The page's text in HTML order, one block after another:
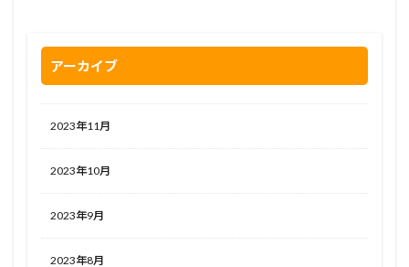
アーカイブ
2023年11月
2023年10月
2023年9月
2023年8月